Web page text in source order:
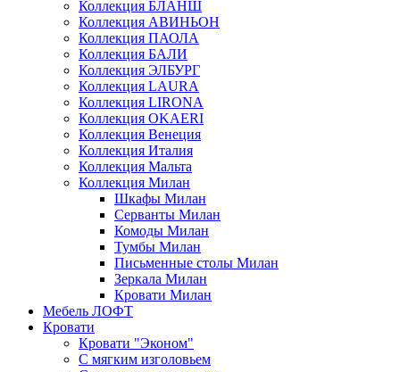
Коллекция БЛАНШ
Коллекция АВИНЬОН
Коллекция ПАОЛА
Коллекция БАЛИ
Коллекция ЭЛБУРГ
Коллекция LAURA
Коллекция LIRONA
Коллекция OKAERI
Коллекция Венеция
Коллекция Италия
Коллекция Мальта
Коллекция Милан
Шкафы Милан
Серванты Милан
Комоды Милан
Тумбы Милан
Письменные столы Милан
Зеркала Милан
Кровати Милан
Мебель ЛОФТ
Кровати
Кровати "Эконом"
С мягким изголовьем